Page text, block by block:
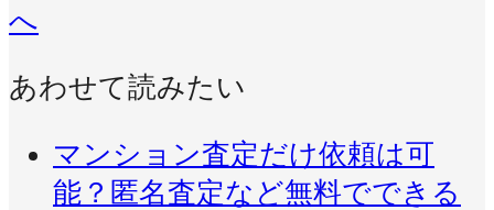
へ
あわせて読みたい
マンション査定だけ依頼は可
能？匿名査定など無料でできる